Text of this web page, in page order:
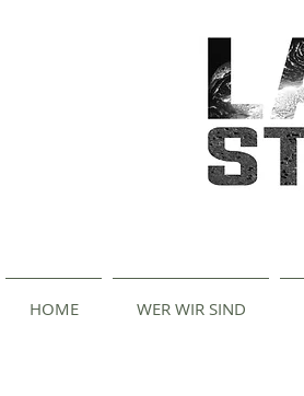
HOME WER WIR SIND